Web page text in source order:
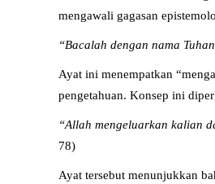
mengawali gagasan
“Bacalah dengan nama
Ayat ini menempatkan
pengetahuan. Konsep ini
“Allah mengeluarkan kalian
78)
Ayat tersebut menunjukkan